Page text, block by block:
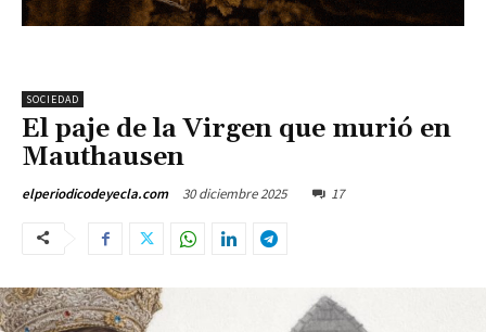
SOCIEDAD
El paje de la Virgen que murió en
Mauthausen
elperiodicodeyecla.com 30 diciembre 2025 17